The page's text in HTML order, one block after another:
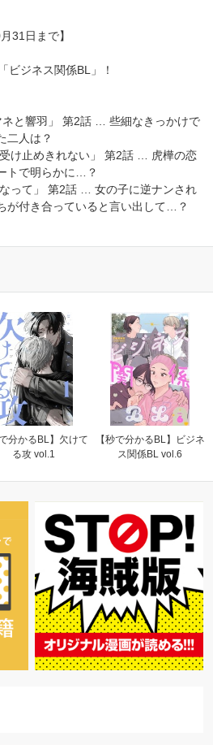
31日まで】
ビジネス関係BL」！
と響羽」 第2話 … 些細なきっかけで
二人は？
け止めきれない」 第2話 … 虎樺の恋
トで明らかに…？
って」 第2話 … 女の子に逆ナンされ
が付き合っていると言い出して…？
で分かるBL】欠けて
る攻 vol.1
【秒で分かるBL】ビジネ
ス関係BL vol.6